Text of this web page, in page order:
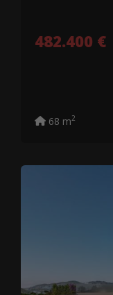
482.400 €
68 m2